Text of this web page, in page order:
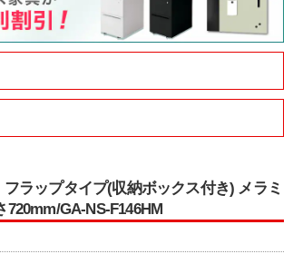
ラップタイプ(収納ボックス付き) メラミ
720mm/GA-NS-F146HM